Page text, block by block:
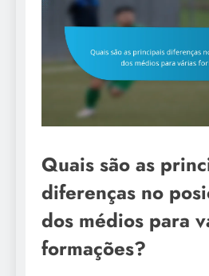
Quais são as
diferenças no
dos médios para
formações?